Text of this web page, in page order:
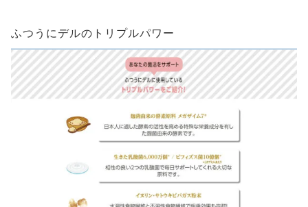
ふつうにデルのトリプルパワー